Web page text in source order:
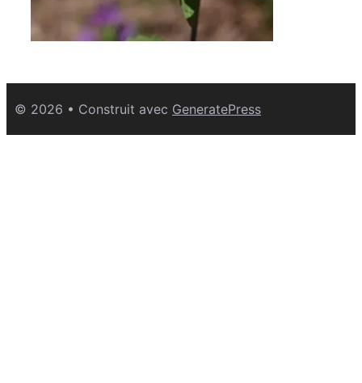
© 2026 • Construit avec GeneratePress